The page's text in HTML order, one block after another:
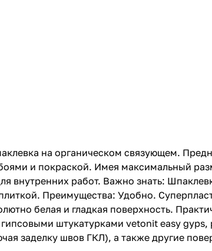
на органическом связующем.
и покраской. Имея максимальный
внутренних работ. Важно знать:
Преимущества: Удобно.
белая и гладкая поверхность.
штукатурками vetonit easy
заделку швов ГКЛ), а также другие